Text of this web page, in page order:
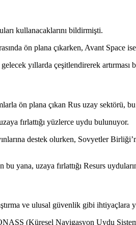
kullanacaklarını bildirmişti.
ön plana çıkarken, Avant
yıllarda çeşitlendirerek artırması
ön plana çıkan Rus uzay sektörü,
fırlattığı yüzlerce uydu bulunuyor.
destek olurken, Sovyetler
yana, uzaya fırlattığı Resurs
ve ulusal güvenlik gibi ihtiyaçlara
(Küresel Navigasyon Uydu